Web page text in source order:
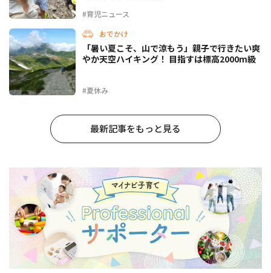
#育児ニュース
おでかけ
#夏休み
「暑い夏こそ、山で涼もう」親子で行きたい爽
やか天空ハイキング！ 目指すは標高2000m級
最新記事をもっと見る